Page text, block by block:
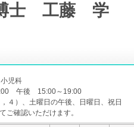
士 工藤 学
児科
午後 15:00～19:00
４）、土曜日の午後、日曜日、祝日
ご確認いただけます。